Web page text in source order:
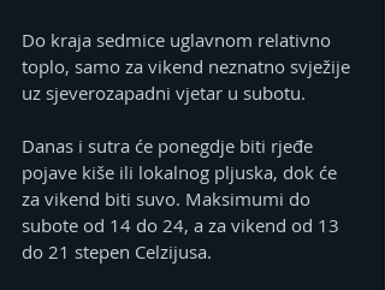
Do kraja sedmice uglavnom relativno
toplo, samo za vikend neznatno svježije
uz sjeverozapadni vjetar u subotu.
Danas i sutra će ponegdje biti rjeđe
pojave kiše ili lokalnog pljuska, dok će
za vikend biti suvo. Maksimumi do
subote od 14 do 24, a za vikend od 13
do 21 stepen Celzijusa.